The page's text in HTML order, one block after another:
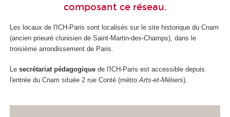
composant ce réseau.
Les locaux de l'ICH-Paris sont localisés sur le site historique du Cnam
(ancien prieuré clunisien de Saint-Martin-des-Champs), dans le
troisième arrondissement de Paris.
Le secrétariat pédagogique de l'ICH-Paris est accessible depuis
l'entrée du Cnam située 2 rue Conté (métroArts-et-Métiers).